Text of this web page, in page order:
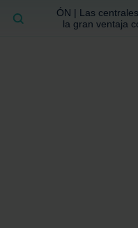
ÓN | Las
la gran ventaja
BUSCAR